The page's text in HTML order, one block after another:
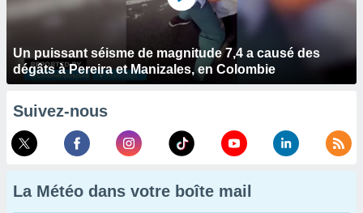
Un puissant séisme de magnitude 7,4 a causé des
dégâts à Pereira et Manizales, en Colombie
Suivez-nous
La Météo dans votre boîte mail